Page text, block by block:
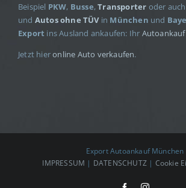
Beispiel PKW, Busse,Transporter oder auch
und Autos ohne TÜVin München und
Export ins Ausland ankaufen: Ihr
Jetzt hieronline Auto verkaufen.
Export Autoankauf München
IMPRESSUM | DATENSCHUTZ | Cookie